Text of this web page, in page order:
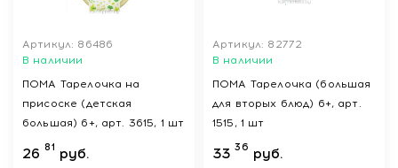
Артикул: 86486
В наличии
ПОМА Тарелочка на
присоске (детская
большая) 6+, арт. 3615, 1 шт
26 81 руб.
Артикул: 82772
В наличии
ПОМА Тарелочка (большая
для вторых блюд) 6+, арт.
1515, 1 шт
33 36 руб.